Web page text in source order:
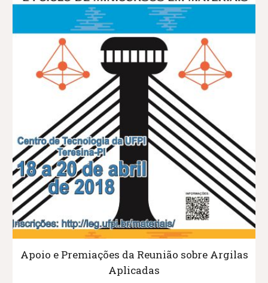
Apoio e Premiações da Reunião sobre Argilas
Aplicadas